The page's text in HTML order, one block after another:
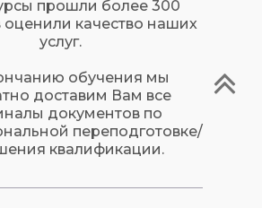
прошли более 300
оценили качество наших
услуг.
обучения мы
доставим Вам все
документов по
переподготовке/
квалификации.